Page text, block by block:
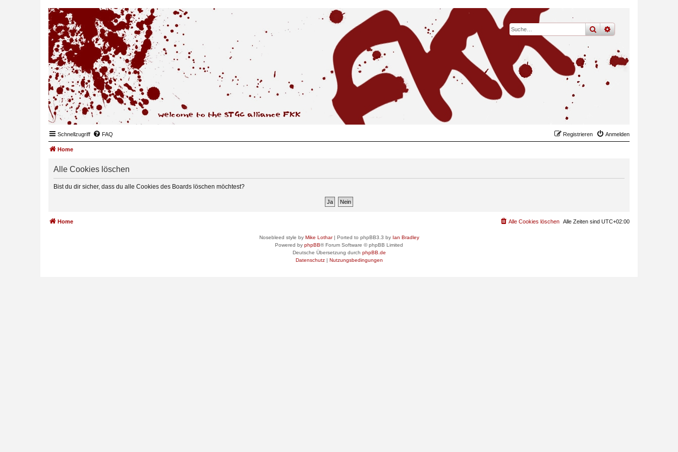
sucheerweiterte
Schnellzugriff FAQ Anmelden
Registrieren
Home
Alle Cookies löschen
Bist du dir sicher, dass du alle Cookies des Boards löschen möchtest?
Home Alle Zeiten sind UTC+02:00
Alle Cookies löschen
Nosebleed style by Mike Lothar| Ported to phpBB3.3 by Ian Bradley
Powered by phpBB® Forum Software © phpBB Limited
Deutsche Übersetzung durch phpBB.de
Datenschutz| Nutzungsbedingungen